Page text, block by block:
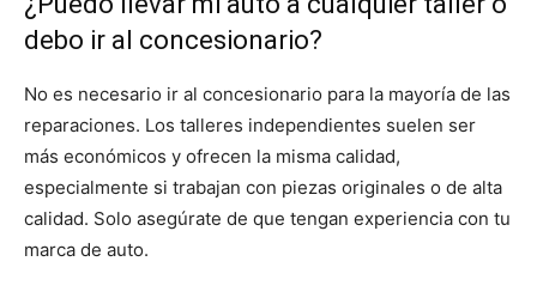
debo ir al concesionario?
No es necesario ir al concesionario para la mayoría de las
reparaciones. Los talleres independientes suelen ser
más económicos y ofrecen la misma calidad,
especialmente si trabajan con piezas originales o de alta
calidad. Solo asegúrate de que tengan experiencia con tu
marca de auto.